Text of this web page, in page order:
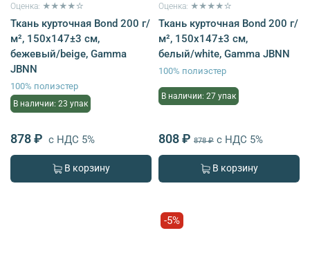
Оценка: ★★★★☆
Ткань курточная Bond 200 г/
м², 150х147±3 см,
бежевый/beige, Gamma
JBNN
100% полиэстер
В наличии: 23 упак
878 ₽ с НДС 5%
В корзину
Оценка: ★★★★☆
Ткань курточная Bond 200 г/
м², 150х147±3 см,
белый/white, Gamma JBNN
100% полиэстер
В наличии: 27 упак
808 ₽ 878 ₽ с НДС 5%
В корзину
-5%